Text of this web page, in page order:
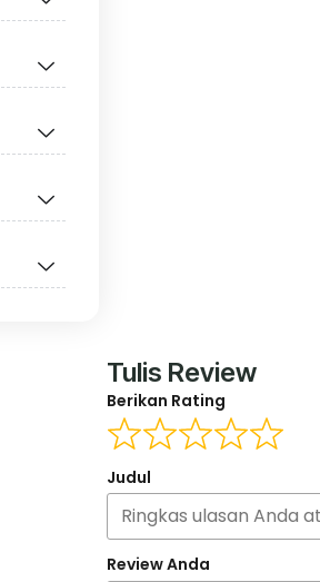
Tulis Review
Berikan Rating
Judul
Review Anda